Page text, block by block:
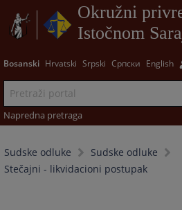
Okružni
Istočnom
Bosanski Hrvatski Srpski Српски English
Napredna pretraga
Sudske odluke
Sudske odluke
Stečajni - likvidacioni postupak